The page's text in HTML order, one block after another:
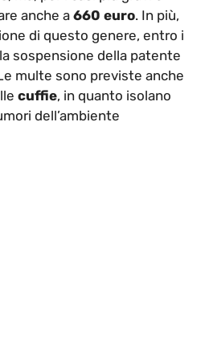
anche a 660 euro. In più,
di questo genere, entro i
sospensione della patente
multe sono previste anche
cuffie, in quanto isolano
dell’ambiente